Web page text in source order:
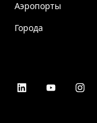
Аэропорты
Города